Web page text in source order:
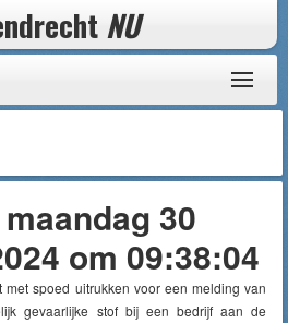
NU
30
om 09:38:04
met spoed uitrukken voor een melding van
gevaarlijke stof bij een bedrijf aan de